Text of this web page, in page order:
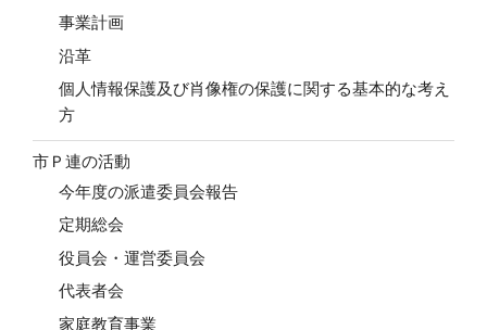
事業計画
沿革
個人情報保護及び肖像権の保護に関する基本的な考え
方
市Ｐ連の活動
今年度の派遣委員会報告
定期総会
役員会・運営委員会
代表者会
家庭教育事業